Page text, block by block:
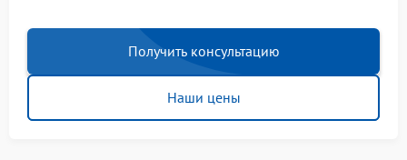
Получить консультацию
Наши цены